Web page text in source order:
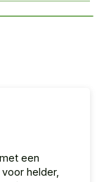
een
helder,